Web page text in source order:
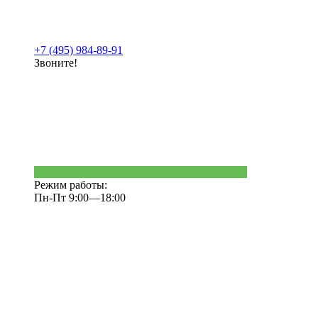
+7 (495) 984-89-91
Звоните!
Режим работы:
Пн-Пт 9:00—18:00